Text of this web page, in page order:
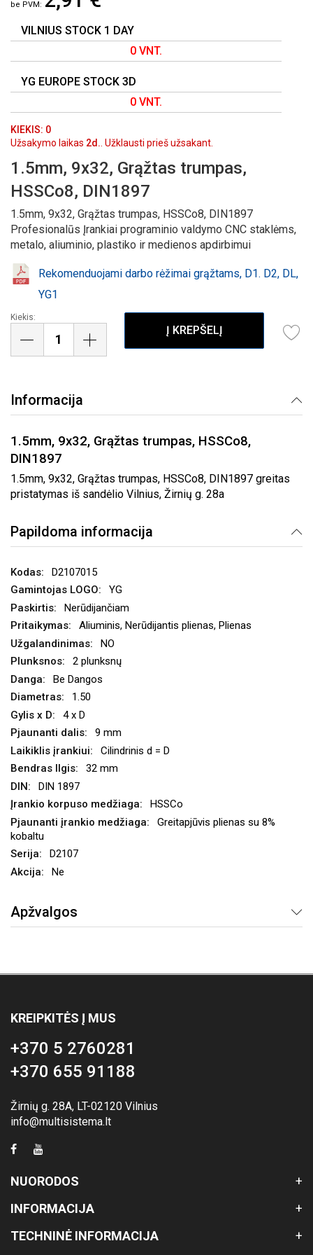
GALERIJOS
PRADŽIĄ
VILNIUS STOCK 1 DAY
0 VNT.
YG EUROPE STOCK 3D
0 VNT.
KIEKIS: 0
Užsakymo laikas 2d. . Užklausti prieš užsakant.
1.5mm, 9x32, Grąžtas trumpas,
HSSCo8, DIN1897
1.5mm, 9x32, Grąžtas trumpas, HSSCo8, DIN1897
Profesionalūs Įrankiai programinio valdymo CNC staklėms,
metalo, aliuminio, plastiko ir medienos apdirbimui
Rekomenduojami darbo rėžimai grąžtams, D1. D2, DL,
YG1
Kiekis:
Į KREPŠELĮ
Informacija
1.5mm, 9x32, Grąžtas trumpas, HSSCo8,
DIN1897
1.5mm, 9x32, Grąžtas trumpas, HSSCo8, DIN1897 greitas
pristatymas iš sandėlio Vilnius, Žirnių g. 28a
Papildoma informacija
D2107015
YG
Nerūdijančiam
Aliuminis, Nerūdijantis plienas, Plienas
NO
2 plunksnų
Be Dangos
1.50
4 x D
9 mm
Cilindrinis d = D
32 mm
DIN 1897
HSSCo
Greitapjūvis plienas su 8%
kobaltu
D2107
Ne
Apžvalgos
KREIPKITĖS Į MUS
+370 5 2760281
+370 655 91188
Žirnių g. 28A, LT-02120 Vilnius
info@multisistema.lt
NUORODOS
INFORMACIJA
TECHNINĖ INFORMACIJA